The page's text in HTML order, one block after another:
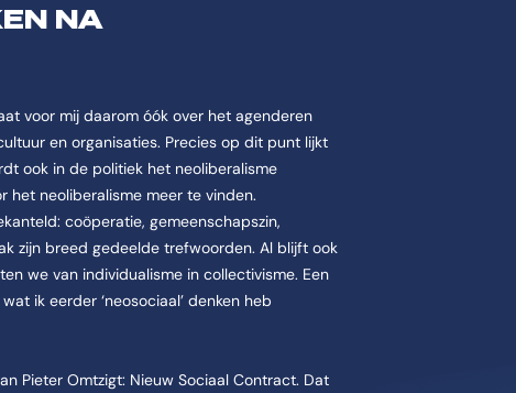
NA
voor mij daarom óók over het agenderen
en organisaties. Precies op dit punt lijkt
ook in de politiek het neoliberalisme
het neoliberalisme meer te vinden.
coöperatie, gemeenschapszin,
zijn breed gedeelde trefwoorden. Al blijft ook
we van individualisme in collectivisme. Een
ik eerder ‘neosociaal’ denken heb
Pieter Omtzigt: Nieuw Sociaal Contract. Dat